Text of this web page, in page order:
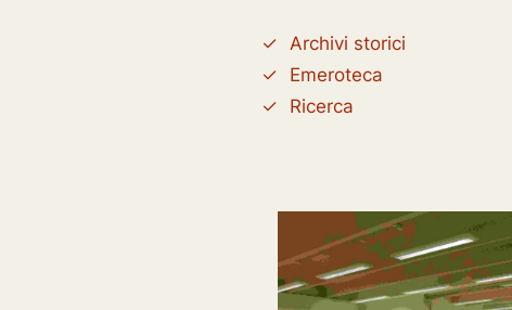
Archivi storici
Emeroteca
Ricerca